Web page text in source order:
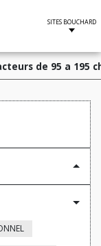
de 95 a 195